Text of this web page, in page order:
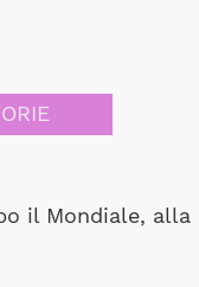
il Mondiale, alla